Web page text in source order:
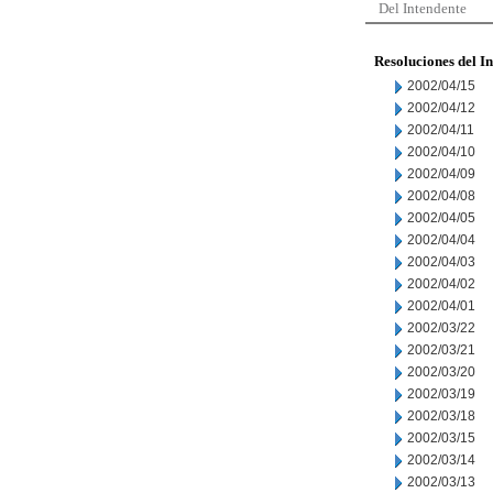
Del Intendente
Resoluciones del
2002/04/15
2002/04/12
2002/04/11
2002/04/10
2002/04/09
2002/04/08
2002/04/05
2002/04/04
2002/04/03
2002/04/02
2002/04/01
2002/03/22
2002/03/21
2002/03/20
2002/03/19
2002/03/18
2002/03/15
2002/03/14
2002/03/13